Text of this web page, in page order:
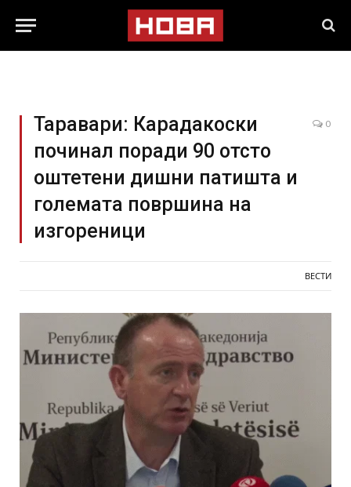
Таравари: Карадакоски
починал поради 90 отсто
оштетени дишни патишта и
големата површина на
изгореници
0
ВЕСТИ